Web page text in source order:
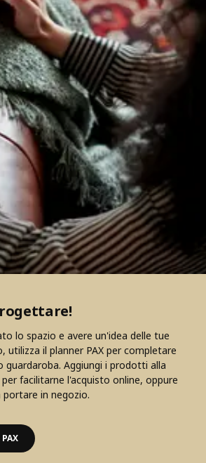
lo spazio e avere un'idea delle tue
utilizza il planner PAX per completare
Aggiungi i prodotti alla
facilitarne l'acquisto online, oppure
portare in negozio.